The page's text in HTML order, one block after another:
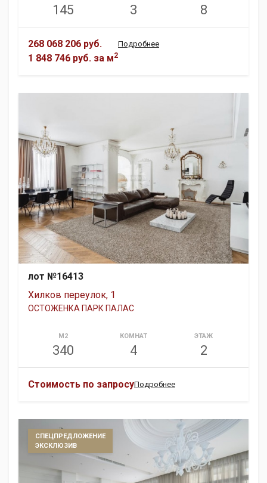
145 3 8
268 068 206 руб.
1 848 746 руб. за м2
Подробнее
лот №16413
Хилков переулок, 1
ОСТОЖЕНКА ПАРК ПАЛАС
М2
340
КОМНАТ
4
ЭТАЖ
2
Стоимость по запросуПодробнее
СПЕЦПРЕДЛОЖЕНИЕ
ЭКСКЛЮЗИВ